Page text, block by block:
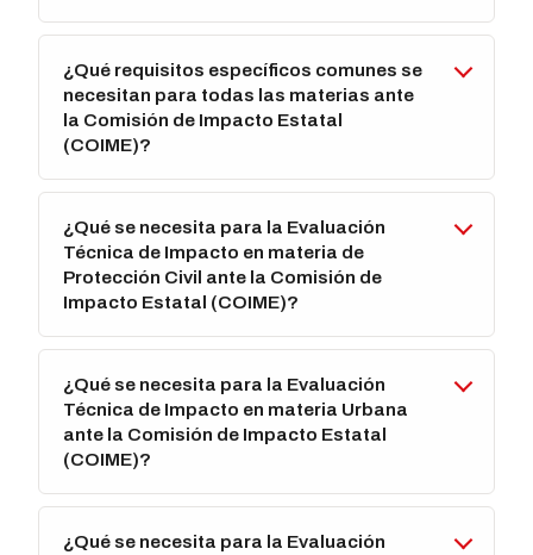
¿Qué requisitos específicos comunes se
necesitan para todas las materias ante
la Comisión de Impacto Estatal
(COIME)?
¿Qué se necesita para la Evaluación
Técnica de Impacto en materia de
Protección Civil ante la Comisión de
Impacto Estatal (COIME)?
¿Qué se necesita para la Evaluación
Técnica de Impacto en materia Urbana
ante la Comisión de Impacto Estatal
(COIME)?
¿Qué se necesita para la Evaluación